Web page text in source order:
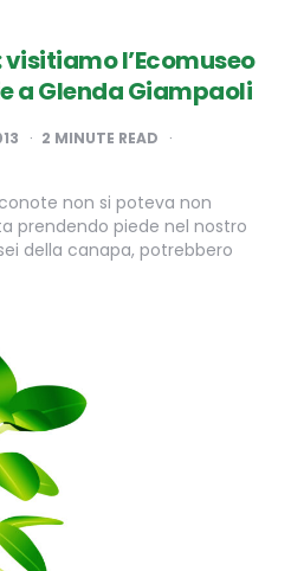
l’Ecomuseo
a Glenda Giampaoli
2 MINUTE READ
non si poteva non
prendendo piede nel nostro
della canapa, potrebbero